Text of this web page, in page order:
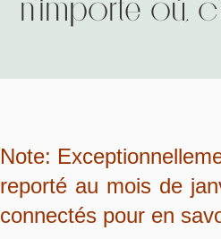
n’importe où,
Note:
reporté au mois de
connectés pour en